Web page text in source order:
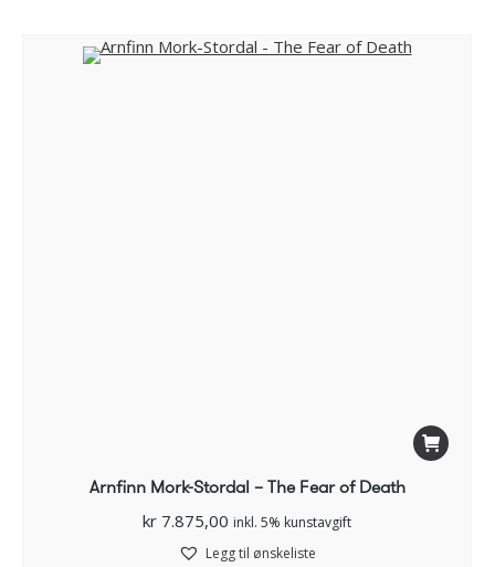
Arnfinn Mork-Stordal – The Fear of Death
kr 7.875,00 inkl. 5% kunstavgift
Legg til ønskeliste